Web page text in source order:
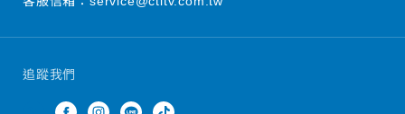
追蹤我們